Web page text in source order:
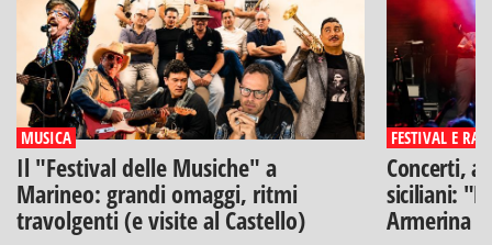
MUSICA
Il "Festival delle Musiche" a
Marineo: grandi omaggi, ritmi
travolgenti (e visite al Castello)
FESTIVAL E
Concerti,
siciliani:
Armerina